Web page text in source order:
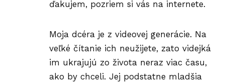
ďakujem, pozriem si vás na internete.
Moja dcéra je z videovej generácie. Na
veľké čítanie ich neužijete, zato videjká
im ukrajujú zo života neraz viac času,
ako by chceli. Jej podstatne mladšia